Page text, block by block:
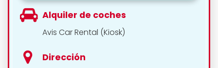
Alquiler de coches
Avis Car Rental (Kiosk)
Dirección